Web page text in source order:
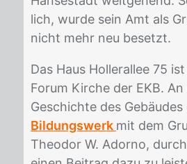
lich, wur­de sein Amt als
nicht mehr neu be­setzt.
Das Haus Hol­ler­al­lee 75
Fo­rum Kir­che der EKB.
Ge­schich­te des
Bildungswerk mit dem
Theo­dor W. Ador­no,